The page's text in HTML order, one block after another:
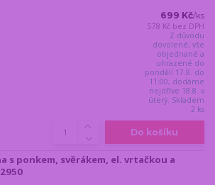
699 Kč/ks
578 Kč bez DPH
Z důvodu
dovolené, vše
objednané a
uhrazené do
pondělí 17.8. do
11:00, dodáme
nejdříve 18.8. v
úterý. Skladem
2 ks
Do košíku
s ponkem, svěrákem, el. vrtačkou a